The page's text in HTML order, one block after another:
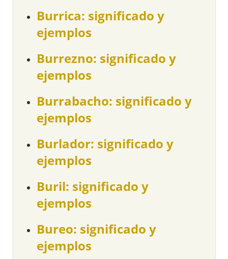
Burrica: significado y
ejemplos
Burrezno: significado y
ejemplos
Burrabacho: significado y
ejemplos
Burlador: significado y
ejemplos
Buril: significado y
ejemplos
Bureo: significado y
ejemplos